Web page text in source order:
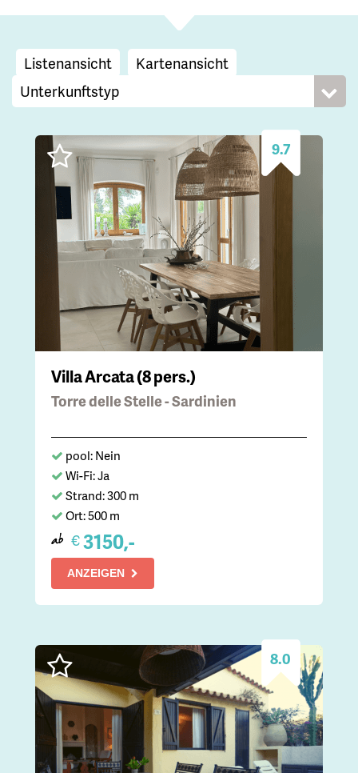
Listenansicht Kartenansicht
9.7
Villa Arcata (8 pers.)
Torre delle Stelle - Sardinien
pool: Nein
Wi-Fi: Ja
Strand: 300 m
Ort: 500 m
ab €3150,-
ANZEIGEN
8.0